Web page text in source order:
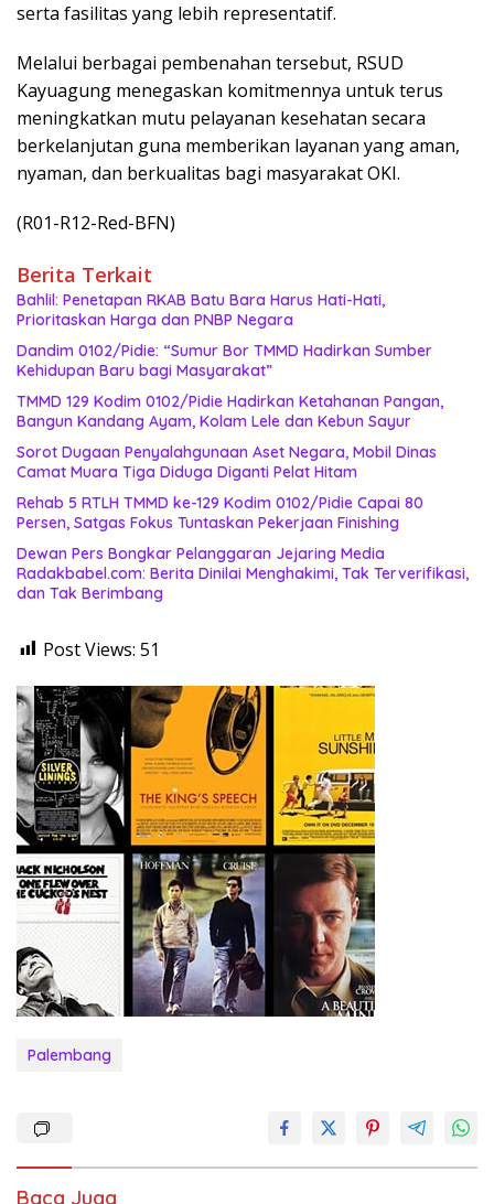
serta fasilitas yang lebih representatif.
Melalui berbagai pembenahan tersebut, RSUD
Kayuagung menegaskan komitmennya untuk terus
meningkatkan mutu pelayanan kesehatan secara
berkelanjutan guna memberikan layanan yang aman,
nyaman, dan berkualitas bagi masyarakat OKI.
(R01-R12-Red-BFN)
Berita Terkait
Bahlil: Penetapan RKAB Batu Bara Harus Hati-Hati,
Prioritaskan Harga dan PNBP Negara
Dandim 0102/Pidie: “Sumur Bor TMMD Hadirkan Sumber
Kehidupan Baru bagi Masyarakat”
TMMD 129 Kodim 0102/Pidie Hadirkan Ketahanan Pangan,
Bangun Kandang Ayam, Kolam Lele dan Kebun Sayur
Sorot Dugaan Penyalahgunaan Aset Negara, Mobil Dinas
Camat Muara Tiga Diduga Diganti Pelat Hitam
Rehab 5 RTLH TMMD ke-129 Kodim 0102/Pidie Capai 80
Persen, Satgas Fokus Tuntaskan Pekerjaan Finishing
Dewan Pers Bongkar Pelanggaran Jejaring Media
Radakbabel.com: Berita Dinilai Menghakimi, Tak Terverifikasi,
dan Tak Berimbang
Post Views: 51
Palembang
Baca Juga